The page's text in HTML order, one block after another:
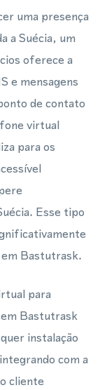
uma presença
a Suécia, um
oferece a
e mensagens
de contato
virtual
para os
Esse tipo
Bastutrask.
para
Bastutrask
instalação
com a
cliente